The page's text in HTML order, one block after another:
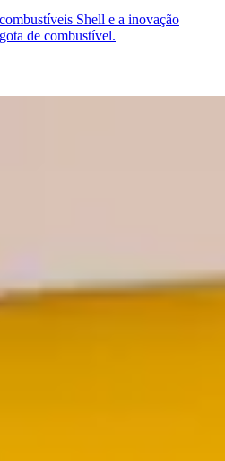
Shell e a inovação
de combustível.